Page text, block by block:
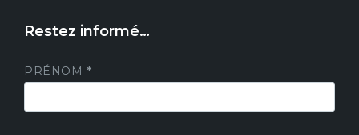
Restez informé…
PRÉNOM *